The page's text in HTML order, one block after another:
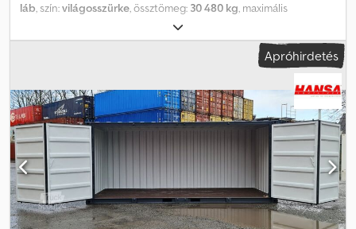
láb, szín:világosszürke, össztömeg: 30 480 kg, maximális
, saját tömeg:
33 m³, rakodótér szélesség:2 350 mm, raktér hossza:5 898 mm,
, 20’ DV tengeri/raktár konténer Állapot:
világosszürke Szél- és vízálló Könnyen mozgatható kétszárnyú
ajtók Fapadló Vámkezelt, szabad forgalomra alkalmas Érvényes
CSC-plakettel (5 évre) FOT Hamburgi depó, teherautó alvázára
helyezve Szállítás felár ellenében Nettó ár = 1.800,00 EUR + 19%
ÁFA Kérjük, adja meg irányítószámát, szívesen készítünk Önnek
személyre szabott, ingyenes és kötelezettségmentes ajánlatot
konténerre, szállítással, illetve szükség esetén a kamionról
történő levételre és a konténer pozícionálására is. ÁLTALÁNOS
LEÍRÁS: – Körbefutó gumitömítéssel ellátott kétszárnyú ajtó – 4 db
Apróhirdetés